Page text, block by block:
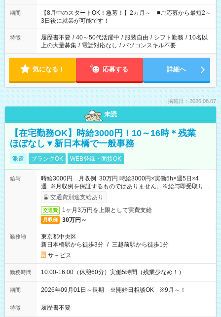
と休みを合わせたい」 「余裕を持って夕飯の準備がしたい」
「できれば残業はしたくない」 など、ご希望を教えてください
ね。 ※Wワーク希望の方へ 今ご覧のお仕事で希望する勤務時間
と、もう1つのお仕事の勤務時間。 合計で週40時間を超える場
合は応募できません。
期間
【8月中のスタートOK！急募！】2カ月～ ■ご応募から最短2～
3日後に就業が可能です！
特徴 履歴書不要 / 40～50代活躍中 / 服装自由 / シフト勤務 / 10名以
上の大量募集 / 電話対応なし / パソコンスキル不要
気になる！ 応募する 詳細へ
掲載日：2026.08.07
未読
【在宅勤務OK】時給3000円！10～16時＊残業
ほぼなし▼新日本橋で一般事務
派遣 ブランクOK WEB登録・面接OK
給与
時給3000円 月収例 30万円 時給3000円×実働5h×週5日×4
週 ※月収例を保証するものではありません。※給与即受取りサ
ービス利用可（利用条件有）
交通費別途支給あり
交通費 1ヶ月3万円を上限として実費支給
月収例 30万円～
勤務地
東京都中央区
新日本橋駅から徒歩3分 / 三越前駅から徒歩1分
サ－ビス
勤務時間 10:00-16:00（休憩60分）実働5時間（残業少なめ！）
期間 2026年09月01日～長期 ※開始日相談OK ※9月～！
特徴 履歴書不要